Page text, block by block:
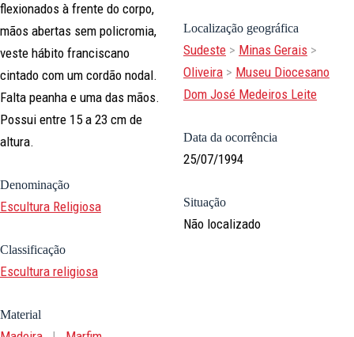
flexionados à frente do corpo,
mãos abertas sem policromia,
veste hábito franciscano
cintado com um cordão nodal.
Falta peanha e uma das mãos.
Possui entre 15 a 23 cm de
altura.
Denominação
Escultura Religiosa
Classificação
Escultura religiosa
Material
Localização geográfica
Sudeste > Minas Gerais >
Oliveira > Museu Diocesano
Dom José Medeiros Leite
Data da ocorrência
25/07/1994
Situação
Não localizado